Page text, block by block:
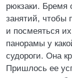
рюкзаки. Бремя
занятий, чтобы
и посмеяться
панорамы у
судороги. Она
Пришлось ее